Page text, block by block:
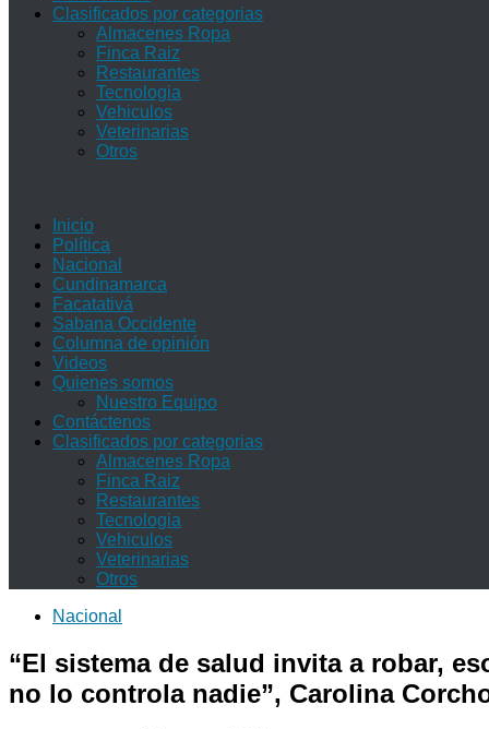
Clasificados por categorias
Almacenes Ropa
Finca Raiz
Restaurantes
Tecnologia
Vehiculos
Veterinarias
Otros
Inicio
Política
Nacional
Cundinamarca
Facatativá
Sabana Occidente
Columna de opinión
Videos
Quienes somos
Nuestro Equipo
Contáctenos
Clasificados por categorias
Almacenes Ropa
Finca Raiz
Restaurantes
Tecnologia
Vehiculos
Veterinarias
Otros
Nacional
“El sistema de salud invita a robar,
no lo controla nadie”, Carolina